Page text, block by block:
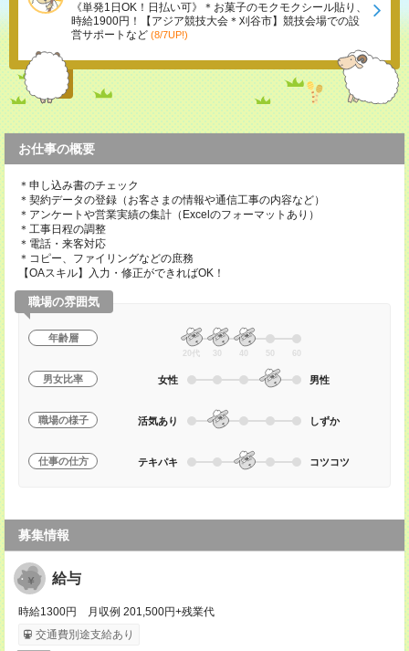
《単発1日OK！日払い可》＊お菓子のモクモクシール貼り、
時給1900円！【アジア競技大会＊刈谷市】競技会場での設
営サポートなど (8/7UP!)
お仕事の概要
＊申し込み書のチェック
＊契約データの登録（お客さまの情報や通信工事の内容など）
＊アンケートや営業実績の集計（Excelのフォーマットあり）
＊工事日程の調整
＊電話・来客対応
＊コピー、ファイリングなどの庶務
【OAスキル】入力・修正ができればOK！
職場の雰囲気
年齢層
20代 30 40 50 60
男女比率 女性 男性
職場の様子 活気あり しずか
仕事の仕方 テキパキ コツコツ
募集情報
給与
時給1300円 月収例 201,500円+残業代
交通費別途支給あり